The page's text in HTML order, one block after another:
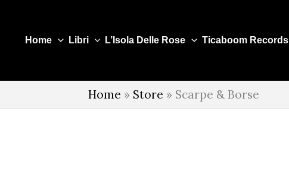
Home Libri L’Isola Delle Rose Ticaboom Records
Home » Store » Scarpe & Borse